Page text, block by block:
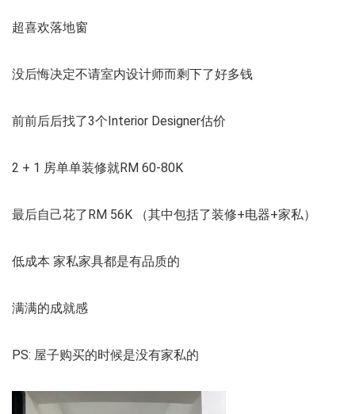
超喜欢落地窗
没后悔决定不请室内设计师而剩下了好多钱
前前后后找了3个Interior Designer估价
2 + 1 房单单装修就RM 60-80K
最后自己花了RM 56K （其中包括了装修+电器+家私）
低成本 家私家具都是有品质的
满满的成就感
PS: 屋子购买的时候是没有家私的